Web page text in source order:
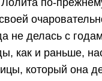
не делась с
как и раньше,
который она